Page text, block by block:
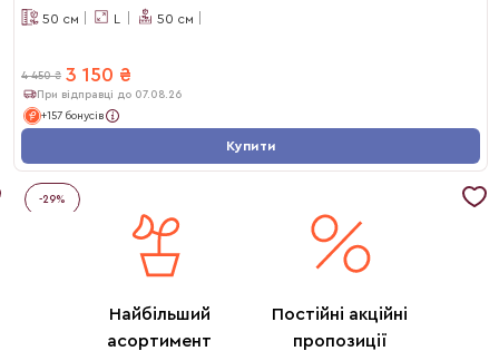
50 см L 50 см
4 450 ₴ 3 150 ₴
При відправці до 07.08.26
+157 бонусів
Купити
-29%
Найбільший
асортимент
Постійні акційні
пропозиції